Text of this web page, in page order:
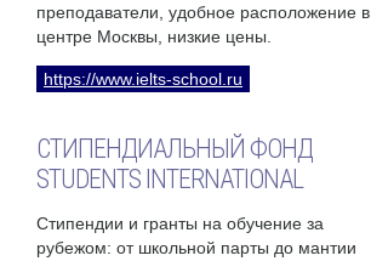
преподаватели, удобное расположение в
центре Москвы, низкие цены.
https://www.ielts-school.ru
СТИПЕНДИАЛЬНЫЙ ФОНД
STUDENTS INTERNATIONAL
Стипендии и гранты на обучение за
рубежом: от школьной парты до мантии